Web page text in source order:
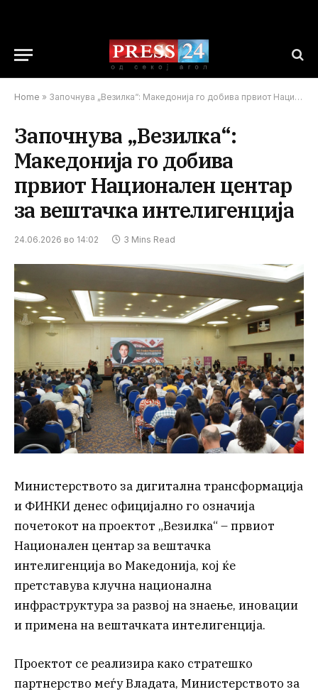
Home » Започнува „Везилка“: Македонија го добива првиот Национален центар за вештачка интелигенција
Започнува „Везилка“:
Македонија го добива
првиот Национален центар
за вештачка интелигенција
24.06.2026 во 14:02 3 Mins Read
Министерството за дигитална трансформација
и ФИНКИ денес официјално го означија
почетокот на проектот „Везилка“ – првиот
Национален центар за вештачка
интелигенција во Македонија, кој ќе
претставува клучна национална
инфраструктура за развој на знаење, иновации
и примена на вештачката интелигенција.
Проектот се реализира како стратешко
партнерство меѓу Владата, Министерството за